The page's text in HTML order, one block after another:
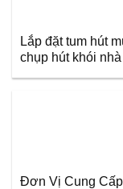
Lắp đặt tum hút
chụp hút khói
Đơn Vị Cung